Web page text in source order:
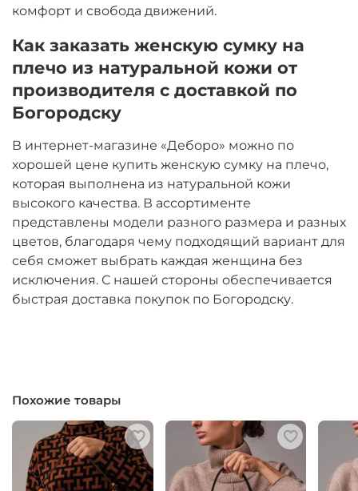
комфорт и свобода движений.
Как заказать женскую сумку на
плечо из натуральной кожи от
производителя с доставкой по
Богородску
В интернет-магазине «Деборо» можно по
хорошей цене купить женскую сумку на плечо,
которая выполнена из натуральной кожи
высокого качества. В ассортименте
представлены модели разного размера и разных
цветов, благодаря чему подходящий вариант для
себя сможет выбрать каждая женщина без
исключения. С нашей стороны обеспечивается
быстрая доставка покупок по Богородску.
Похожие товары